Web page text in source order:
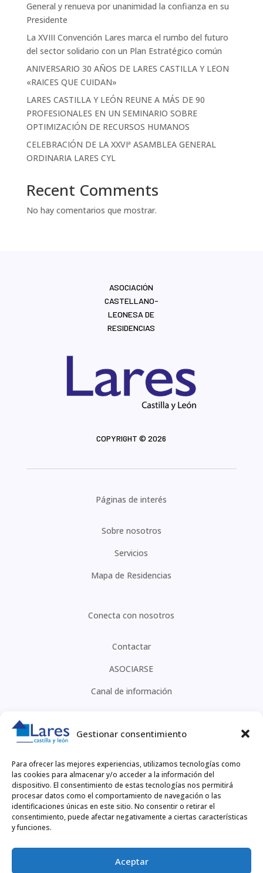
Gestionar consentimiento
Para ofrecer las mejores experiencias, utilizamos tecnologías como
las cookies para almacenar y/o acceder a la información del
dispositivo. El consentimiento de estas tecnologías nos permitirá
procesar datos como el comportamiento de navegación o las
identificaciones únicas en este sitio. No consentir o retirar el
consentimiento, puede afectar negativamente a ciertas características
y funciones.
Aceptar
NOTICIAS DEL SECTOR
NOTICIAS LARES CYL
GALERÍA
DOCUMENTOS
ACUERDOS COMERCIALES
General y renueva por unanimidad la confianza en su
Presidente
La XVIII Convención Lares marca el rumbo del futuro
del sector solidario con un Plan Estratégico común
ANIVERSARIO 30 AÑOS DE LARES CASTILLA Y LEON
«RAICES QUE CUIDAN»
LARES CASTILLA Y LEÓN REUNE A MÁS DE 90
PROFESIONALES EN UN SEMINARIO SOBRE
OPTIMIZACIÓN DE RECURSOS HUMANOS
CELEBRACIÓN DE LA XXVIª ASAMBLEA GENERAL
ORDINARIA LARES CYL
Recent Comments
No hay comentarios que mostrar.
ASOCIACIÓN
CASTELLANO-
LEONESA DE
RESIDENCIAS
COPYRIGHT © 2026
Páginas de interés
Sobre nosotros
Servicios
Mapa de Residencias
Conecta con nosotros
Contactar
ASOCIARSE
Canal de información
CONTACTO
918 60 10 51
larescyl@larescyl.org
FACEBOOK
Legal